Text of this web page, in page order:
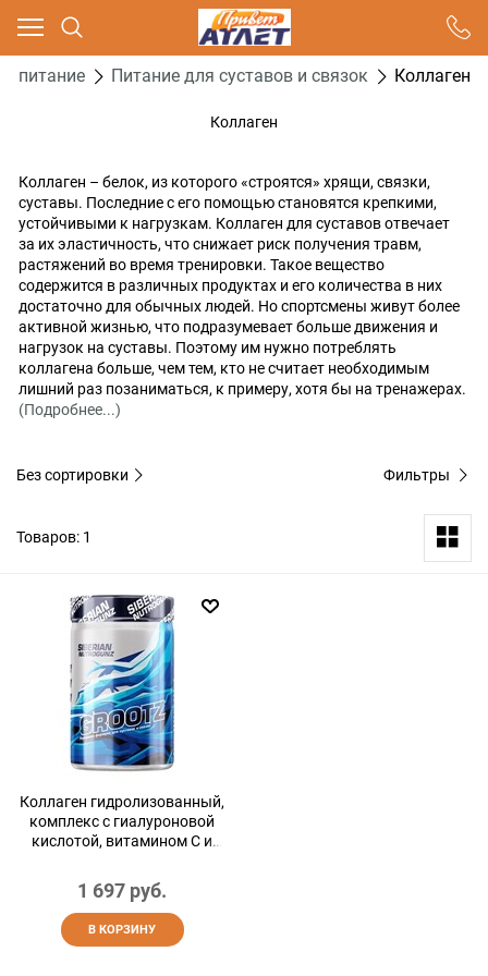
питание Питание для суставов и связок Коллаген
Коллаген
Коллаген – белок, из которого «строятся» хрящи, связки,
суставы. Последние с его помощью становятся крепкими,
устойчивыми к нагрузкам. Коллаген для суставов отвечает
за их эластичность, что снижает риск получения травм,
растяжений во время тренировки. Такое вещество
содержится в различных продуктах и его количества в них
достаточно для обычных людей. Но спортсмены живут более
активной жизнью, что подразумевает больше движения и
нагрузок на суставы. Поэтому им нужно потреблять
коллагена больше, чем тем, кто не считает необходимым
лишний раз позаниматься, к примеру, хотя бы на тренажерах.
(Подробнее...)
Без сортировки Фильтры
Товаров: 1
Коллаген гидролизованный,
комплекс с гиалуроновой
кислотой, витамином С и
collagen, экзотик, 250 г
1 697 руб.
В КОРЗИНУ
Ваш город - Москва,
угадали?
ДА НЕТ